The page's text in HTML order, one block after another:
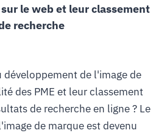
le web et leur classement
recherche
de l'image de
des PME et leur classement
de recherche en ligne ? Le
de marque est devenu